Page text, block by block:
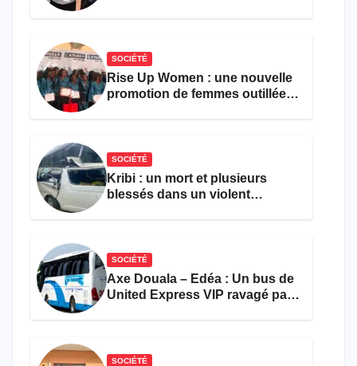
SOCIÉTÉ
Rise Up Women : une nouvelle
promotion de femmes outillées
SOCIÉTÉ
Kribi : un mort et plusieurs
blessés dans un violent
SOCIÉTÉ
Axe Douala – Edéa : Un bus de
United Express VIP ravagé par
SOCIÉTÉ